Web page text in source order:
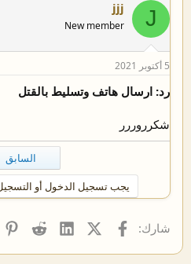
ا
ل
و
ض
ع
ا
ب
J
jjj
New member
5 أكتوبر 2021
رد: ارسال هاتف وتسليط بالقتل
شكرروررر
السابق
يجب تسجيل الدخول أو
شارك: فيسبوكX (Twitter)
LinkedIn
Reddit